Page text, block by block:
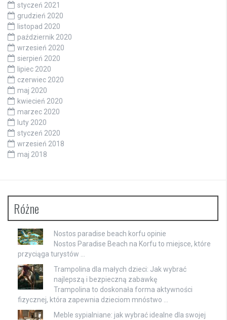
styczeń 2021
grudzień 2020
listopad 2020
październik 2020
wrzesień 2020
sierpień 2020
lipiec 2020
czerwiec 2020
maj 2020
kwiecień 2020
marzec 2020
luty 2020
styczeń 2020
wrzesień 2018
maj 2018
Różne
Nostos paradise beach korfu opinie
Nostos Paradise Beach na Korfu to miejsce, które
przyciąga turystów …
Trampolina dla małych dzieci: Jak wybrać
najlepszą i bezpieczną zabawkę
Trampolina to doskonała forma aktywności
fizycznej, która zapewnia dzieciom mnóstwo …
Meble sypialniane: jak wybrać idealne dla swojej